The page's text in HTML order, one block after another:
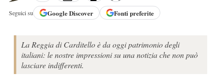
Seguici su GoogleDiscover Fonti preferite
La Reggia di Carditello è da oggi patrimonio degli
italiani: le nostre impressioni su una notizia che non può
lasciare indifferenti.